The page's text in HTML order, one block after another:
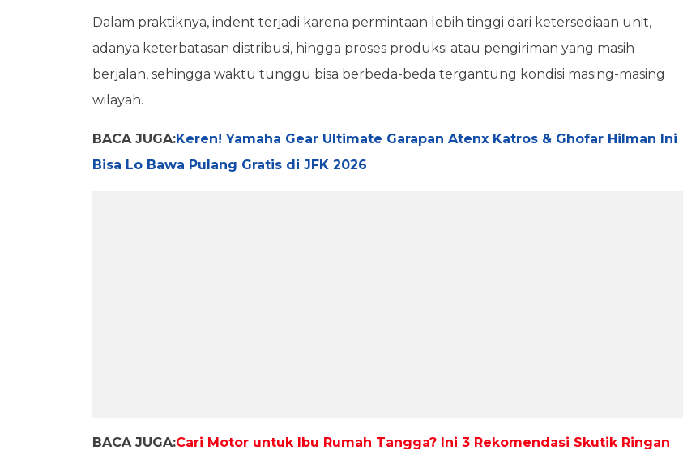
Dalam praktiknya, indent terjadi karena permintaan lebih tinggi dari ketersediaan unit,
adanya keterbatasan distribusi, hingga proses produksi atau pengiriman yang masih
berjalan, sehingga waktu tunggu bisa berbeda-beda tergantung kondisi masing-masing
wilayah.
BACA JUGA:Keren! Yamaha Gear Ultimate Garapan Atenx Katros & Ghofar Hilman Ini
Bisa Lo Bawa Pulang Gratis di JFK 2026
BACA JUGA:Cari Motor untuk Ibu Rumah Tangga? Ini 3 Rekomendasi Skutik Ringan